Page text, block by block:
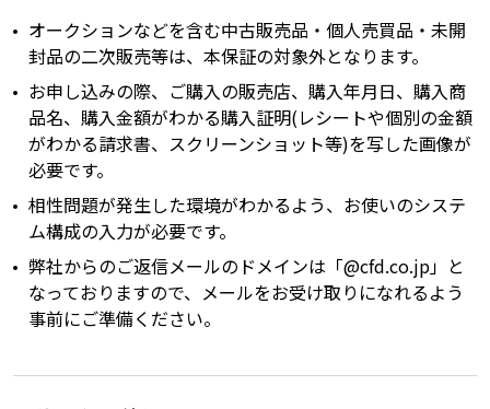
オークションなどを含む中古販売品・個人売買品・未開
封品の二次販売等は、本保証の対象外となります。
お申し込みの際、ご購入の販売店、購入年月日、購入商
品名、購入金額がわかる購入証明(レシートや個別の金額
がわかる請求書、スクリーンショット等)を写した画像が
必要です。
相性問題が発生した環境がわかるよう、お使いのシステ
ム構成の入力が必要です。
弊社からのご返信メールのドメインは「@cfd.co.jp」と
なっておりますので、メールをお受け取りになれるよう
事前にご準備ください。